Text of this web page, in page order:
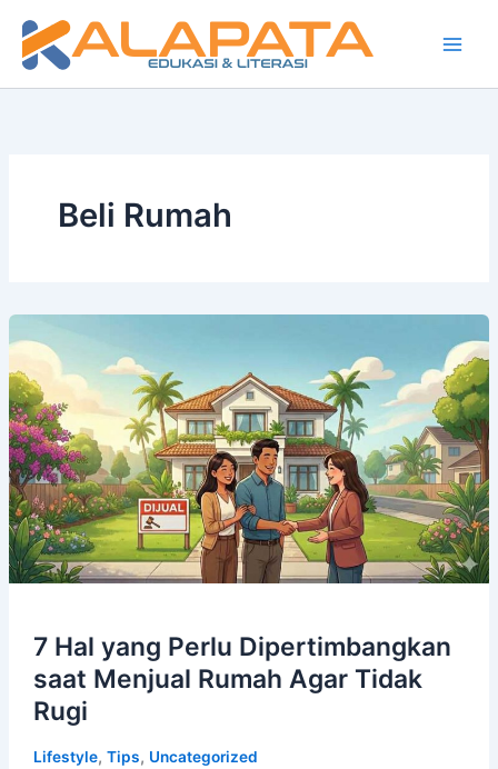
konten
Beli Rumah
7 Hal yang Perlu Dipertimbangkan
saat Menjual Rumah Agar Tidak
Rugi
Lifestyle, Tips, Uncategorized